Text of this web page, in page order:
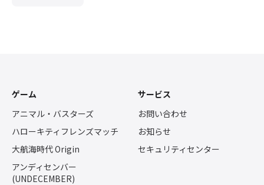
ゲーム
アニマル・バスターズ
ハローキティフレンズマッチ
大航海時代 Origin
アンディセンバー
(UNDECEMBER)
サービス
お問い合わせ
お知らせ
セキュリティセンター